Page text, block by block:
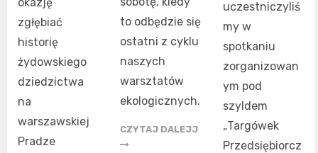
zgłębiać
historię
żydowskiego
dziedzictwa
na
warszawskiej
Pradze
to odbędzie się
ostatni z cyklu
naszych
warsztatów
ekologicznych.
CZYTAJ DALEJJ
uczestniczyliś
my w
spotkaniu
zorganizowan
ym pod
szyldem
„Targówek
Przedsiębiorcz